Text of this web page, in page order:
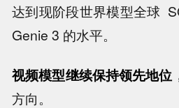
达到现阶段世界模型全球
Genie 3 的水平。
视频模型继续保持领先地位
方向。